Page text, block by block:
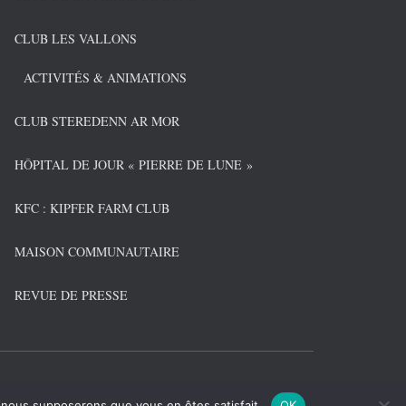
CLUB LES VALLONS
ACTIVITÉS & ANIMATIONS
CLUB STEREDENN AR MOR
HÔPITAL DE JOUR « PIERRE DE LUNE »
KFC : KIPFER FARM CLUB
MAISON COMMUNAUTAIRE
REVUE DE PRESSE
ThemeIsle